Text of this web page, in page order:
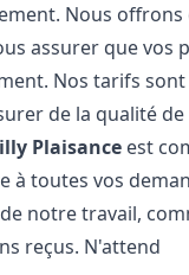
Nous
assurer que
Nos tarifs
de la qualité
Plaisance est
toutes vos
notre travail,
reçus. N'attend